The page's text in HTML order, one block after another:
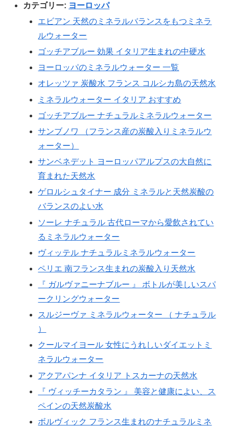
カテゴリー: ヨーロッパ
エビアン 天然のミネラルバランスをもつミネラ
ルウォーター
ゴッチアブルー 効果 イタリア生まれの中硬水
ヨーロッパのミネラルウォーター 一覧
オレッツァ 炭酸水 フランス コルシカ島の天然水
ミネラルウォーター イタリア おすすめ
ゴッチアブルー ナチュラルミネラルウォーター
サンブノワ （フランス産の炭酸入りミネラルウ
ォーター）
サンベネデット ヨーロッパアルプスの大自然に
育まれた天然水
ゲロルシュタイナー 成分 ミネラルと天然炭酸の
バランスのよい水
ソーレ ナチュラル 古代ローマから愛飲されてい
るミネラルウォーター
ヴィッテル ナチュラルミネラルウォーター
ペリエ 南フランス生まれの炭酸入り天然水
『 ガルヴァニーナブルー 』 ボトルが美しいスパ
ークリングウォーター
スルジーヴァ ミネラルウォーター （ ナチュラル
）
クールマイヨール 女性にうれしいダイエットミ
ネラルウォーター
アクアパンナ イタリア トスカーナの天然水
『 ヴィッチーカタラン 』 美容と健康によい、ス
ペインの天然炭酸水
ボルヴィック フランス生まれのナチュラルミネ